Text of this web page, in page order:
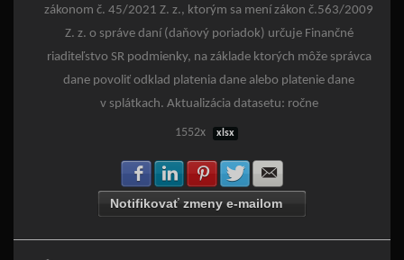
zákonom č. 45/2021 Z. z., ktorým sa mení zákon č.563/2009
Z. z. o správe daní (daňový poriadok) určuje Finančné
riaditeľstvo SR podmienky, na základe ktorých môže správca
dane povoliť odklad platenia dane alebo platenie dane
v splátkach. Aktualizácia datasetu: ročne
1552x xlsx
Zdielať na Facebook
Zdielať na LinkedIn
Zdielať na Pinterest
Zdielať na Twitter
Notifikovať zmeny e-mailom